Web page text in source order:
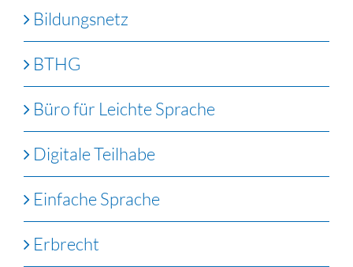
Bildungsnetz
BTHG
Büro für Leichte Sprache
Digitale Teilhabe
Einfache Sprache
Erbrecht